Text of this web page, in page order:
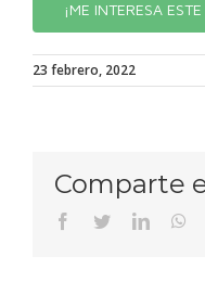
¡ME INTERESA
23 febrero, 2022
Comparte
Facebook
Twitter